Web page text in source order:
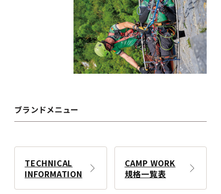
ブランドメニュー
TECHNICAL
INFORMATION
CAMP WORK
規格一覧表